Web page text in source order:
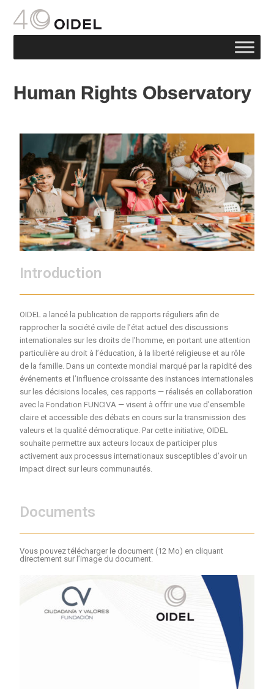
Human Rights Observatory
Introduction
OIDEL a lancé la publication de rapports réguliers afin de
rapprocher la société civile de l’état actuel des discussions
internationales sur les droits de l’homme, en portant une attention
particulière au droit à l’éducation, à la liberté religieuse et au rôle
de la famille. Dans un contexte mondial marqué par la rapidité des
événements et l’influence croissante des instances internationales
sur les décisions locales, ces rapports — réalisés en collaboration
avec la Fondation FUNCIVA — visent à offrir une vue d’ensemble
claire et accessible des débats en cours sur la transmission des
valeurs et la qualité démocratique. Par cette initiative, OIDEL
souhaite permettre aux acteurs locaux de participer plus
activement aux processus internationaux susceptibles d’avoir un
impact direct sur leurs communautés.
Documents
Vous pouvez télécharger le document (12 Mo) en cliquant
directement sur l’image du document.